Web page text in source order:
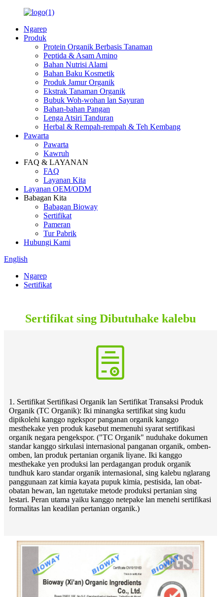
Ngarep
Produk
Protein Organik Berbasis Tanaman
Peptida & Asam Amino
Bahan Nutrisi Alami
Bahan Baku Kosmetik
Produk Jamur Organik
Ekstrak Tanaman Organik
Bubuk Woh-wohan lan Sayuran
Bahan-bahan Pangan
Lenga Atsiri Tanduran
Herbal & Rempah-rempah & Teh Kembang
Pawarta
Pawarta
Kawruh
FAQ & LAYANAN
FAQ
Layanan Kita
Layanan OEM/ODM
Babagan Kita
Babagan Bioway
Sertifikat
Pameran
Tur Pabrik
Hubungi Kami
English
Ngarep
Sertifikat
Sertifikat sing Dibutuhake kalebu
1. Sertifikat Sertifikasi Organik lan Sertifikat Transaksi Produk
Organik (TC Organik): Iki minangka sertifikat sing kudu
dipikolehi kanggo ngekspor panganan organik kanggo
mesthekake yen produk kasebut memenuhi syarat sertifikasi
organik negara pengekspor. ("TC Organik" nuduhake dokumen
standar kanggo sirkulasi internasional panganan organik, omben-
omben, lan produk pertanian organik liyane. Iki kanggo
mesthekake yen produksi lan perdagangan produk organik
tundhuk karo standar organik internasional, sing kalebu nglarang
panggunaan zat kimia kayata pupuk kimia, pestisida, lan obat-
obatan hewan, lan ngetutake metode produksi pertanian sing
lestari. Peran utama yaiku kanggo netepake lan menehi sertifikasi
formalitas lan keadilan pertanian organik.)